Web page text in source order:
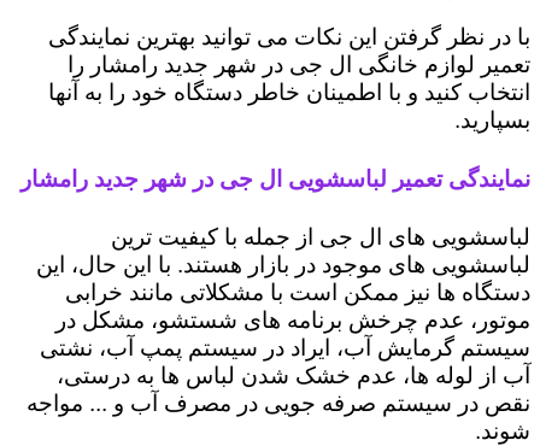
با در نظر گرفتن این نکات می توانید بهترین نمایندگی
تعمیر لوازم خانگی ال جی در شهر جدید رامشار را
انتخاب کنید و با اطمینان خاطر دستگاه خود را به آنها
بسپارید.
نمایندگی تعمیر لباسشویی ال جی در شهر جدید رامشار
لباسشویی های ال جی از جمله با کیفیت ترین
لباسشویی های موجود در بازار هستند. با این حال، این
دستگاه ها نیز ممکن است با مشکلاتی مانند خرابی
موتور، عدم چرخش برنامه های شستشو، مشکل در
سیستم گرمایش آب، ایراد در سیستم پمپ آب، نشتی
آب از لوله ها، عدم خشک شدن لباس ها به درستی،
نقص در سیستم صرفه جویی در مصرف آب و ... مواجه
شوند.